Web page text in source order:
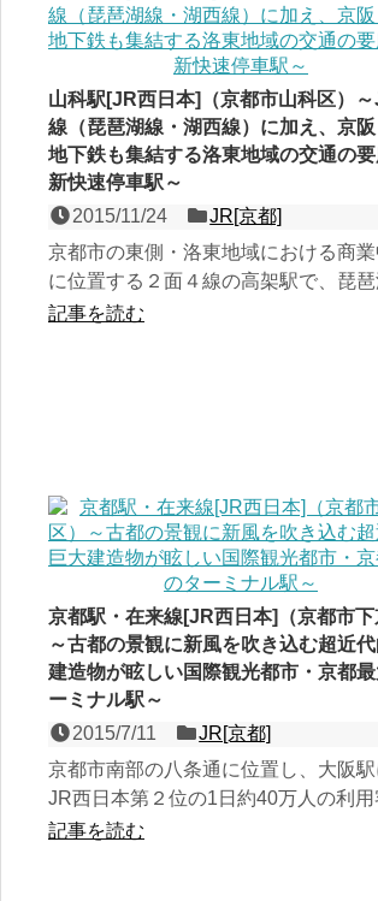
山科駅[JR西日本]（京都市山科区）～
線（琵琶湖線・湖西線）に加え、京
地下鉄も集結する洛東地域の交通の
新快速停車駅～
2015/11/24
JR[京都]
京都市の東側・洛東地域における商
に位置する２面４線の高架駅で、琵
（東海道本線）と湖西線の接続点でも
記事を読む
京都駅・在来線[JR西日本]（京都市下
～古都の景観に新風を吹き込む超近
建造物が眩しい国際観光都市・京都最
ーミナル駅～
2015/7/11
JR[京都]
京都市南部の八条通に位置し、大阪
JR西日本第２位の1日約40万人の利用
誇る、日本を代表する観光地・京都最
記事を読む